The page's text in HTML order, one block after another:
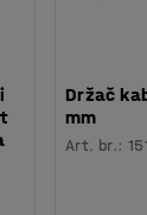
Držač
mm
Art. br.: